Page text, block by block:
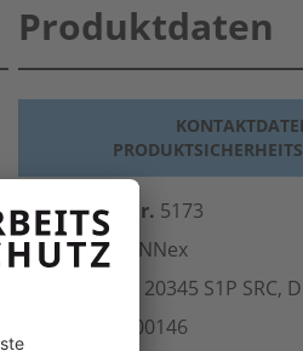
Produktdaten
Herst.-Art.-Nr. 5173
Hersteller
ruNNex
EN ISO 20345 S1P SRC,
208.00146